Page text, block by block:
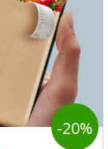
-20%